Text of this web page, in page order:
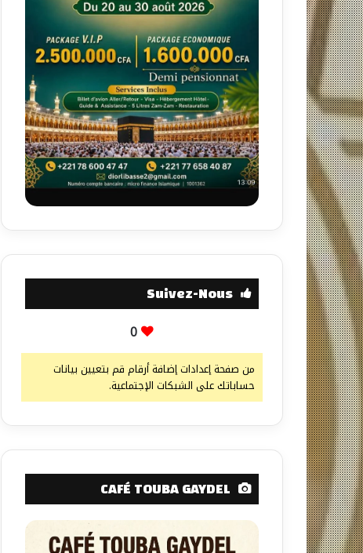
Suivez-Nous
0
من صفحة إعدادات إضافة أرقام قم بتعيين بيانات
حساباتك على الشبكات الإجتماعية.
CAFÉ TOUBA GAYDEL